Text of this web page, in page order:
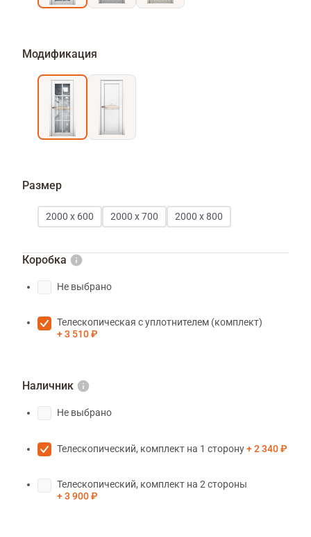
Модификация
Размер
2000 х 600 2000 х 700 2000 х 800
Коробка
Не выбрано
Телескопическая с уплотнителем (комплект)
3 510 ₽
Наличник
Не выбрано
Телескопический, комплект на 1 сторону 2 340 ₽
Телескопический, комплект на 2 стороны
3 900 ₽